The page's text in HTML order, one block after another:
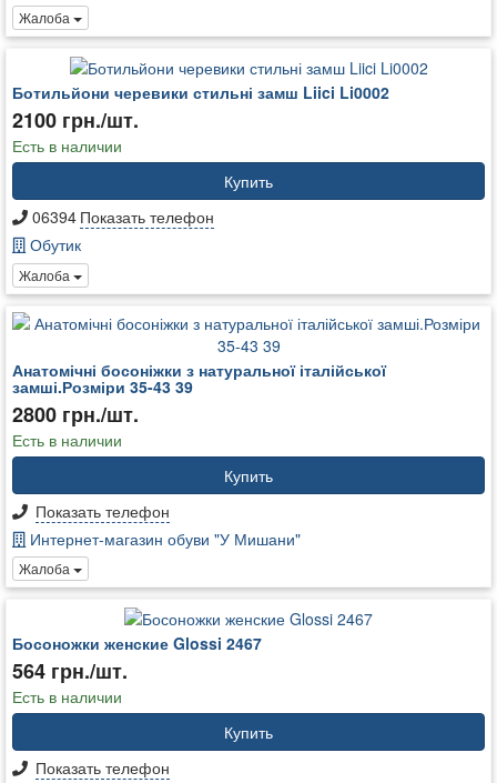
Жалоба
Ботильйони черевики стильні замш Liici Li0002
2100 грн./шт.
Есть в наличии
Купить
06394 Показать телефон
Обутик
Жалоба
Анатомічні босоніжки з натуральної італійської
замші.Розміри 35-43 39
2800 грн./шт.
Есть в наличии
Купить
Показать телефон
Интернет-магазин обуви "У Мишани"
Жалоба
Босоножки женские Glossi 2467
564 грн./шт.
Есть в наличии
Купить
Показать телефон